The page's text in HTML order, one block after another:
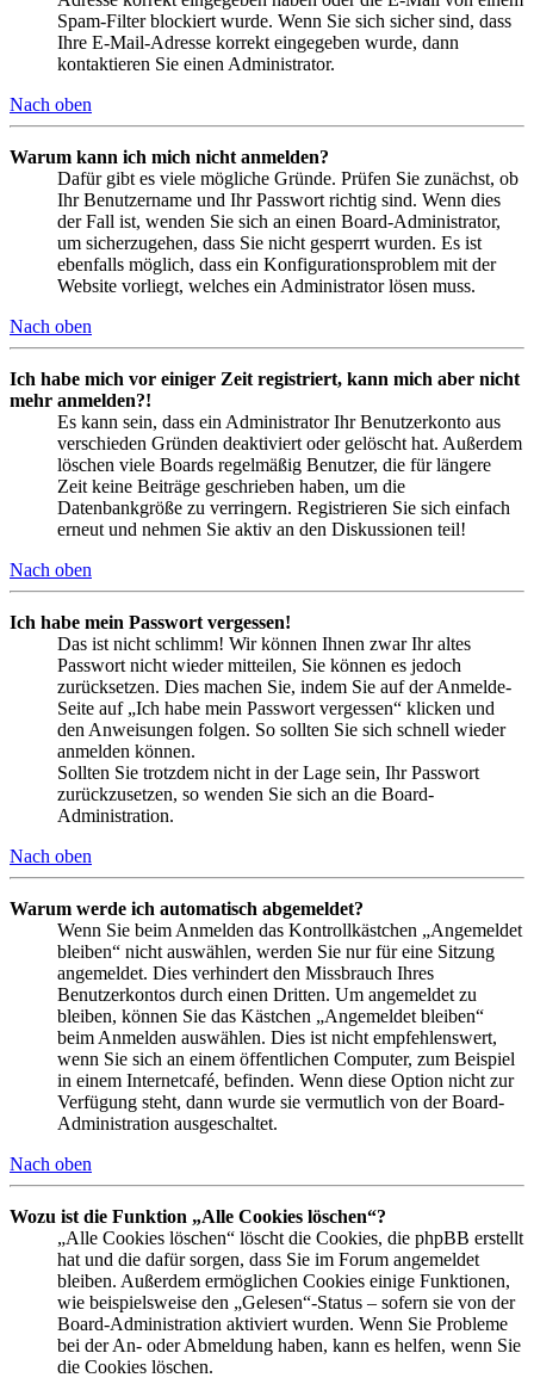
Spam-Filter blockiert wurde. Wenn Sie sich sicher sind, dass
Ihre E-Mail-Adresse korrekt eingegeben wurde, dann
kontaktieren Sie einen Administrator.
Nach oben
Warum kann ich mich nicht anmelden?
Dafür gibt es viele mögliche Gründe. Prüfen Sie zunächst, ob
Ihr Benutzername und Ihr Passwort richtig sind. Wenn dies
der Fall ist, wenden Sie sich an einen Board-Administrator,
um sicherzugehen, dass Sie nicht gesperrt wurden. Es ist
ebenfalls möglich, dass ein Konfigurationsproblem mit der
Website vorliegt, welches ein Administrator lösen muss.
Nach oben
Ich habe mich vor einiger Zeit registriert, kann mich aber nicht
mehr anmelden?!
Es kann sein, dass ein Administrator Ihr Benutzerkonto aus
verschieden Gründen deaktiviert oder gelöscht hat. Außerdem
löschen viele Boards regelmäßig Benutzer, die für längere
Zeit keine Beiträge geschrieben haben, um die
Datenbankgröße zu verringern. Registrieren Sie sich einfach
erneut und nehmen Sie aktiv an den Diskussionen teil!
Nach oben
Ich habe mein Passwort vergessen!
Das ist nicht schlimm! Wir können Ihnen zwar Ihr altes
Passwort nicht wieder mitteilen, Sie können es jedoch
zurücksetzen. Dies machen Sie, indem Sie auf der Anmelde-
Seite auf „Ich habe mein Passwort vergessen“ klicken und
den Anweisungen folgen. So sollten Sie sich schnell wieder
anmelden können.
Sollten Sie trotzdem nicht in der Lage sein, Ihr Passwort
zurückzusetzen, so wenden Sie sich an die Board-
Administration.
Nach oben
Warum werde ich automatisch abgemeldet?
Wenn Sie beim Anmelden das Kontrollkästchen „Angemeldet
bleiben“ nicht auswählen, werden Sie nur für eine Sitzung
angemeldet. Dies verhindert den Missbrauch Ihres
Benutzerkontos durch einen Dritten. Um angemeldet zu
bleiben, können Sie das Kästchen „Angemeldet bleiben“
beim Anmelden auswählen. Dies ist nicht empfehlenswert,
wenn Sie sich an einem öffentlichen Computer, zum Beispiel
in einem Internetcafé, befinden. Wenn diese Option nicht zur
Verfügung steht, dann wurde sie vermutlich von der Board-
Administration ausgeschaltet.
Nach oben
Wozu ist die Funktion „Alle Cookies löschen“?
„Alle Cookies löschen“ löscht die Cookies, die phpBB erstellt
hat und die dafür sorgen, dass Sie im Forum angemeldet
bleiben. Außerdem ermöglichen Cookies einige Funktionen,
wie beispielsweise den „Gelesen“-Status – sofern sie von der
Board-Administration aktiviert wurden. Wenn Sie Probleme
bei der An- oder Abmeldung haben, kann es helfen, wenn Sie
die Cookies löschen.